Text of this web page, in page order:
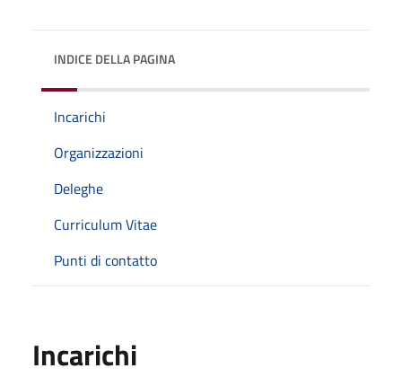
INDICE DELLA PAGINA
Incarichi
Organizzazioni
Deleghe
Curriculum Vitae
Punti di contatto
Incarichi